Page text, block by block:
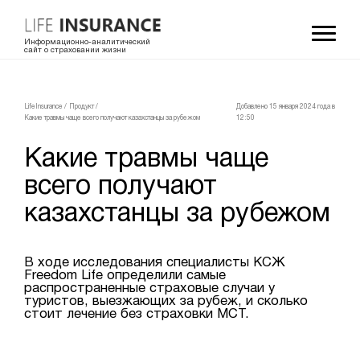
Информационно-аналитический
сайт о страховании жизни
LifeInsurance / Продукт/
Какие травмы чаще всего получают казахстанцы за рубежом
Добавлено 15 января 2024 года в
12:50
Какие травмы чаще
всего получают
казахстанцы за рубежом
В ходе исследования специалисты КСЖ
Freedom Life определили самые
распространенные страховые случаи у
туристов, выезжающих за рубеж, и сколько
стоит лечение без страховки МСТ.